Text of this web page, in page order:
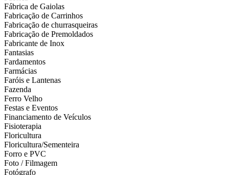
Fábrica de Gaiolas
Fabricação de Carrinhos
Fabricação de churrasqueiras
Fabricação de Premoldados
Fabricante de Inox
Fantasias
Fardamentos
Farmácias
Faróis e Lantenas
Fazenda
Ferro Velho
Festas e Eventos
Financiamento de Veículos
Fisioterapia
Floricultura
Floricultura/Sementeira
Forro e PVC
Foto / Filmagem
Fotógrafo